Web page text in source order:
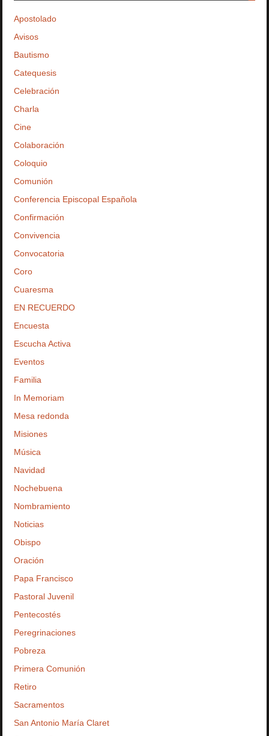
Apostolado
Avisos
Bautismo
Catequesis
Celebración
Charla
Cine
Colaboración
Coloquio
Comunión
Conferencia Episcopal Española
Confirmación
Convivencia
Convocatoria
Coro
Cuaresma
EN RECUERDO
Encuesta
Escucha Activa
Eventos
Familia
In Memoriam
Mesa redonda
Misiones
Música
Navidad
Nochebuena
Nombramiento
Noticias
Obispo
Oración
Papa Francisco
Pastoral Juvenil
Pentecostés
Peregrinaciones
Pobreza
Primera Comunión
Retiro
Sacramentos
San Antonio María Claret